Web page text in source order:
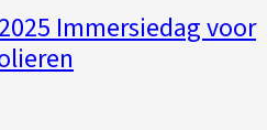
Immersiedag voor